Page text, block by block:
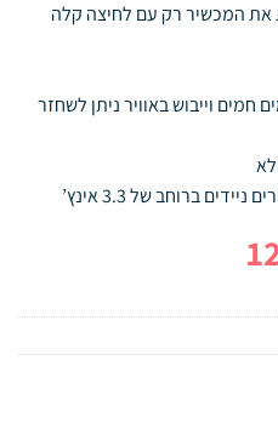
המכשיר רק עם לחיצה קלה
חמים וייבוש באוויר ניתן לשחזר
ברוחב של 3.3 אינץ’
המחיר
הוא:
129.00 ₪.